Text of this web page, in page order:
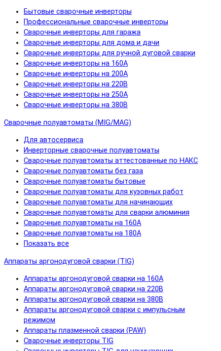
Бытовые сварочные инверторы
Профессиональные сварочные инверторы
Сварочные инверторы для гаража
Сварочные инверторы для дома и дачи
Сварочные инверторы для ручной дуговой сварки
Сварочные инверторы на 160А
Сварочные инверторы на 200А
Сварочные инверторы на 220В
Сварочные инверторы на 250А
Сварочные инверторы на 380В
Сварочные полуавтоматы (MIG/MAG)
Для автосервиса
Инверторные сварочные полуавтоматы
Сварочные полуавтоматы аттестованные по НАКС
Сварочные полуавтоматы без газа
Сварочные полуавтоматы бытовые
Сварочные полуавтоматы для кузовных работ
Сварочные полуавтоматы для начинающих
Сварочные полуавтоматы для сварки алюминия
Сварочные полуавтоматы на 160А
Сварочные полуавтоматы на 180А
Показать все
Аппараты аргонодуговой сварки (TIG)
Аппараты аргонодуговой сварки на 160А
Аппараты аргонодуговой сварки на 220В
Аппараты аргонодуговой сварки на 380В
Аппараты аргонодуговой сварки с импульсным
режимом
Аппараты плазменной сварки (PAW)
Сварочные инверторы TIG